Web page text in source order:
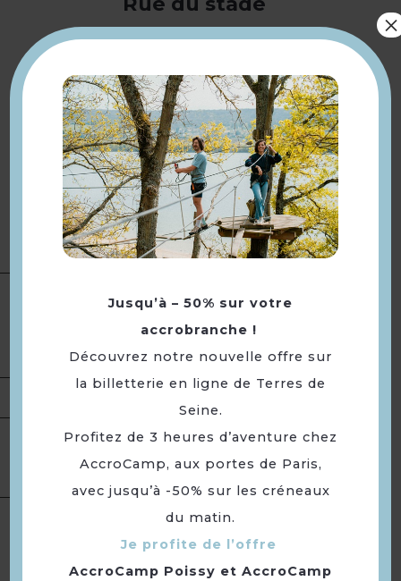
78710 Rosny-sur-Seine
www.destination-yvelines.fr
Description
Accueil à partir de 20h.
Animation Quiz
Lancement du film à la tombée
de la nuit
Cet évènement est organisé par
le Département des Yvelines.
Projection cinéma
Portée :Départementale
Ouverture
Mercredi 26 août 2026 à partir
de 20h.
Langue(s) parlée(s) :
Jusqu’à – 50% sur votre
accrobranche !
Découvrez notre nouvelle offre sur
la billetterie en ligne de Terres de
Seine.
Profitez de 3 heures d’aventure chez
AccroCamp, aux portes de Paris,
avec jusqu’à -50% sur les créneaux
du matin.
Je profite de l’offre
AccroCamp Poissy et AccroCamp
×